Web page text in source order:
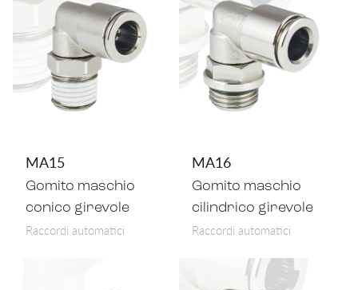
MA15
Gomito maschio
conico girevole
Raccordi automatici
MA16
Gomito maschio
cilindrico girevole
Raccordi automatici